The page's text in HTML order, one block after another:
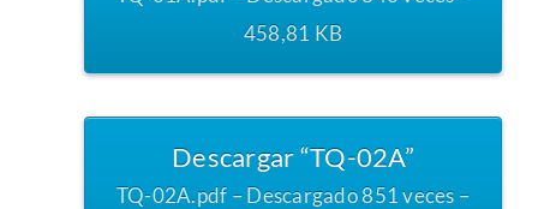
458,81 KB
Descargar “TQ-02A”
TQ-02A.pdf – Descargado 851 veces –